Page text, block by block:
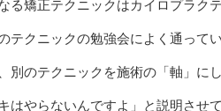
る矯正テクニックはカイロプラク
テクニックの勉強会によく通って
別のテクニックを施術の「軸」に
はやらないんですよ」と説明させ